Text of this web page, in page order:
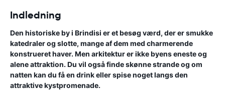
Indledning
Den historiske by i Brindisi er et besøg værd, der er smukke
katedraler og slotte, mange af dem med charmerende
konstrueret haver. Men arkitektur er ikke byens eneste og
alene attraktion. Du vil også finde skønne strande og om
natten kan du få en drink eller spise noget langs den
attraktive kystpromenade.